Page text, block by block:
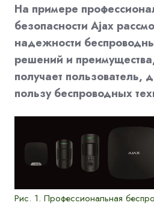
На примере
безопасности Ajax
надежности
решений и
получает пользователь,
пользу беспроводных
Рис. 1. Профессиональная